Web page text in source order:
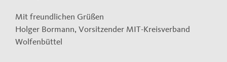
Mit freundlichen Grüßen
Holger Bormann, Vorsitzender MIT-Kreisverband
Wolfenbüttel